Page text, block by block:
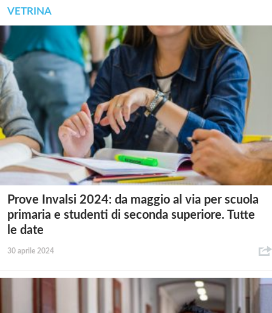
VETRINA
Prove Invalsi 2024: da maggio al via per scuola
primaria e studenti di seconda superiore. Tutte
le date
30 aprile 2024